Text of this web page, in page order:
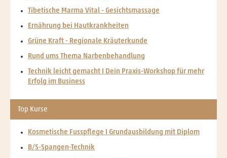
Tibetische Marma Vital - Gesichtsmassage
Ernährung bei Hautkrankheiten
Grüne Kraft - Regionale Kräuterkunde
Rund ums Thema Narbenbehandlung
Technik leicht gemacht I Dein Praxis-Workshop für mehr
Erfolg im Business
Top Kurse
Kosmetische Fusspflege I Grundausbildung mit Diplom
B/S-Spangen-Technik